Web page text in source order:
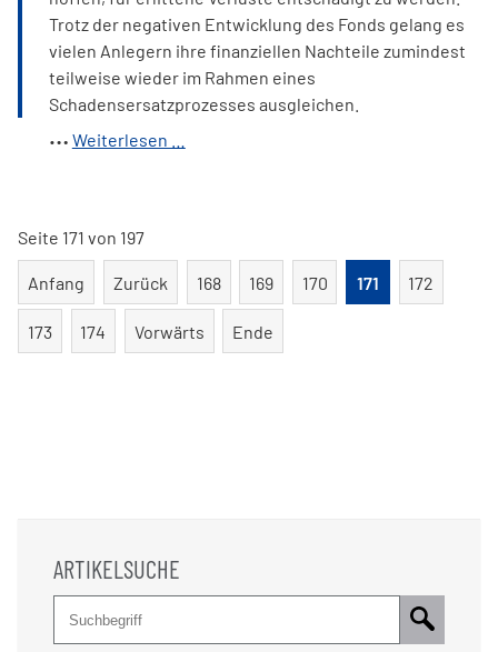
Trotz der negativen Entwicklung des Fonds gelang es
vielen Anlegern ihre finanziellen Nachteile zumindest
teilweise wieder im Rahmen eines
Schadensersatzprozesses ausgleichen.
Weiterlesen …
prüfen
lassen
Seite 171 von 197
Anfang Zurück 168 169 170 171 172
173 174 Vorwärts Ende
ARTIKELSUCHE